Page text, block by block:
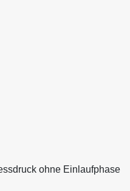
ohne Einlaufphase